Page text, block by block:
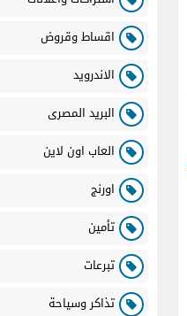
اقساط وقروض
الاندرويد
البريد المصرى
العاب اون لاين
اورنج
تأمين
تبرعات
تذاكر وسياحة